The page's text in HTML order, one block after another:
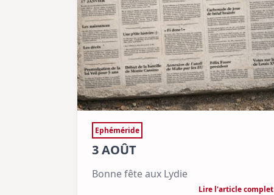
Ephéméride
3 AOÛT
Bonne fête aux Lydie
Lire l'article complet